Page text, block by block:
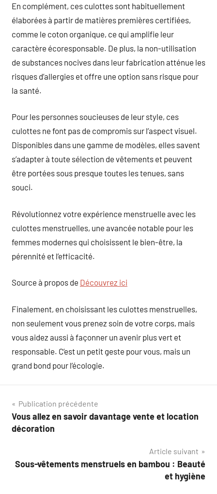
En complément, ces culottes sont habituellement
élaborées à partir de matières premières certifiées,
comme le coton organique, ce qui amplifie leur
caractère écoresponsable. De plus, la non-utilisation
de substances nocives dans leur fabrication atténue les
risques d’allergies et offre une option sans risque pour
la santé.
Pour les personnes soucieuses de leur style, ces
culottes ne font pas de compromis sur l’aspect visuel.
Disponibles dans une gamme de modèles, elles savent
s’adapter à toute sélection de vêtements et peuvent
être portées sous presque toutes les tenues, sans
souci.
Révolutionnez votre expérience menstruelle avec les
culottes menstruelles, une avancée notable pour les
femmes modernes qui choisissent le bien-être, la
pérennité et l’efficacité.
Source à propos de Découvrez ici
Finalement, en choisissant les culottes menstruelles,
non seulement vous prenez soin de votre corps, mais
vous aidez aussi à façonner un avenir plus vert et
responsable. C’est un petit geste pour vous, mais un
grand bond pour l’écologie.
Navigation
de
Publication précédente
Vous allez en savoir davantage vente et location
décoration
Article suivant
Sous-vêtements menstruels en bambou : Beauté
et hygiène